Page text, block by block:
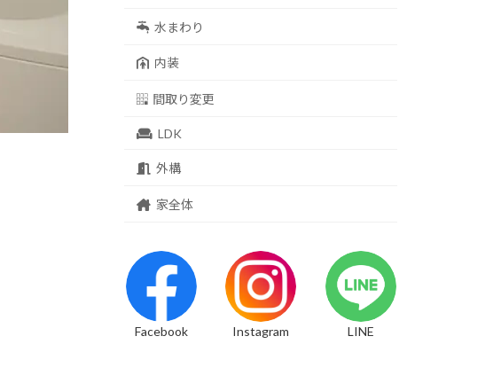
水まわり
内装
間取り変更
LDK
外構
家全体
Facebook Instagram LINE